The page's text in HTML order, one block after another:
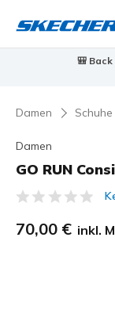
Damen Schuhe
Damen
GO RUN
3,4 von 5
70,00 € inkl.